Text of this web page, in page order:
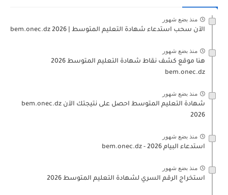
منذ بضع شهور
الآن سحب استدعاء شهادة التعليم المتوسط | 2026 bem.onec.dz
منذ بضع شهور
هنا موقع كشف نقاط شهادة التعليم المتوسط 2026
bem.onec.dz
منذ بضع شهور
شهادة التعليم المتوسط احصل على نتيجتك الآن bem.onec.dz
2026
منذ بضع شهور
استدعاء البيام 2026 - bem.onec.dz
منذ بضع شهور
استخراج الرقم السري لشهادة التعليم المتوسط 2026